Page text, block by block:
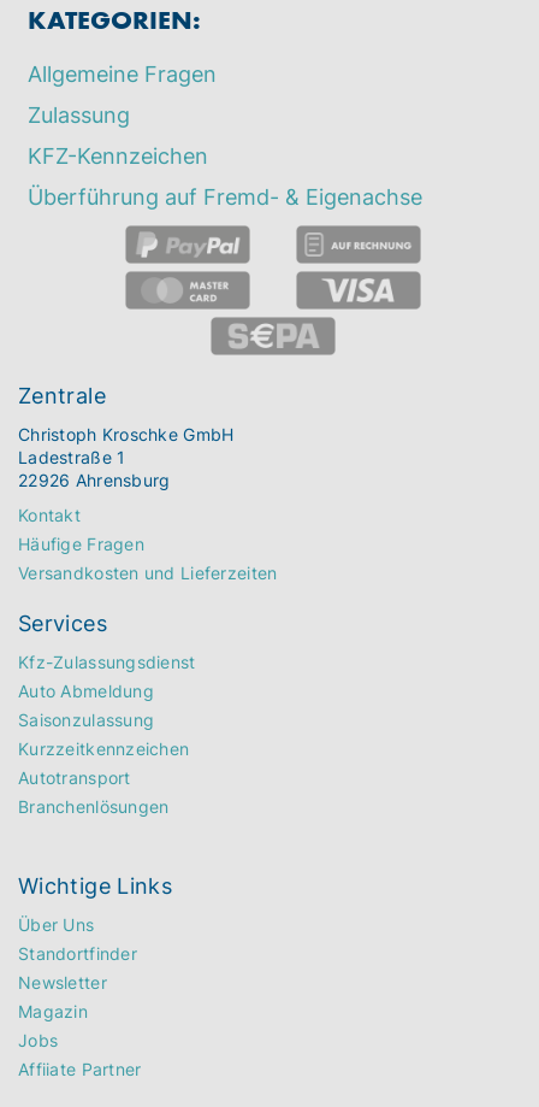
KATEGORIEN:
Allgemeine Fragen
Zulassung
KFZ-Kennzeichen
Überführung auf Fremd- & Eigenachse
Zentrale
Christoph Kroschke GmbH
Ladestraße 1
22926 Ahrensburg
Kontakt
Häufige Fragen
Versandkosten und Lieferzeiten
Services
Kfz-Zulassungsdienst
Auto Abmeldung
Saisonzulassung
Kurzzeitkennzeichen
Autotransport
Branchenlösungen
Wichtige Links
Über Uns
Standortfinder
Newsletter
Magazin
Jobs
Affiiate Partner